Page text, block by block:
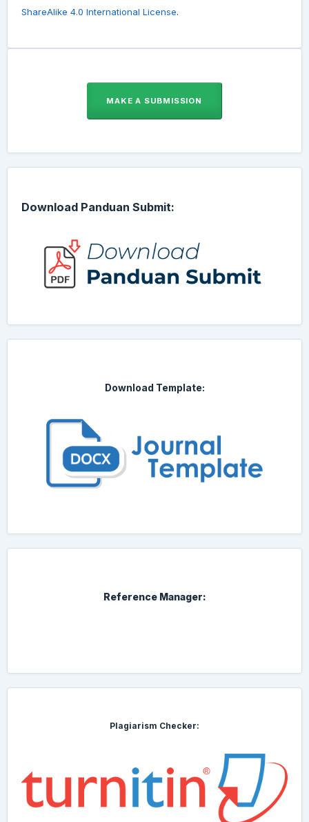
ShareAlike 4.0 International License.
MAKE A SUBMISSION
Download Panduan Submit:
Download Template:
Reference Manager:
Plagiarism Checker: